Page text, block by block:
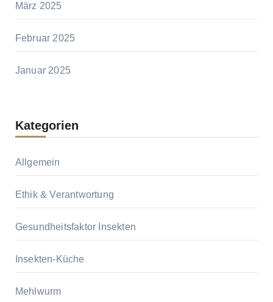
März 2025
Februar 2025
Januar 2025
Kategorien
Allgemein
Ethik & Verantwortung
Gesundheitsfaktor Insekten
Insekten-Küche
Mehlwurm